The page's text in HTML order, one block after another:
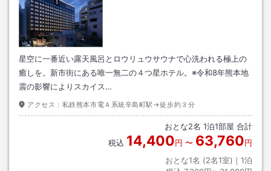
星空に一番近い露天風呂とロウリュウサウナで心洗われる極上の
癒しを。新市街にある唯一無二の４つ星ホテル。※令和8年熊本地
震の影響によりスカイス…
アクセス： 私鉄熊本市電Ａ系統辛島町駅→徒歩約３分
おとな2名 1泊1部屋 合計
税込 14,400円 〜 63,760円
おとな1名 (2名1室)｜ 1泊